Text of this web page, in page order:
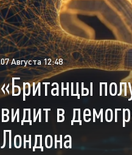
07 Августа 12:48
«Британцы
видит в
Лондона